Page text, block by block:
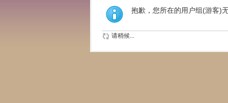
抱歉，您所在的用户组(游客)
请稍候...